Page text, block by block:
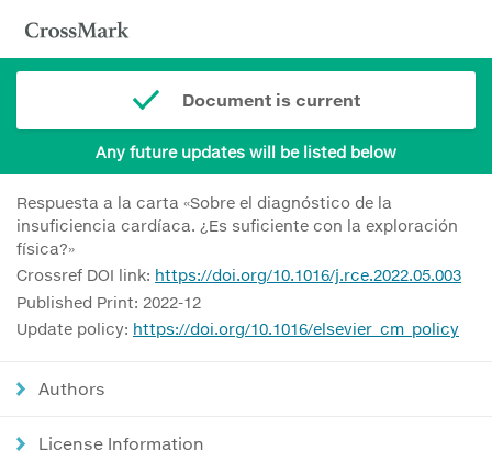
Document is current
Any future updates will be listed below
Respuesta a la carta «Sobre el diagnóstico de la
insuficiencia cardíaca. ¿Es suficiente con la exploración
física?»
Crossref DOI link: https://doi.org/10.1016/j.rce.2022.05.003
Published Print: 2022-12
Update policy: https://doi.org/10.1016/elsevier_cm_policy
Authors
License Information